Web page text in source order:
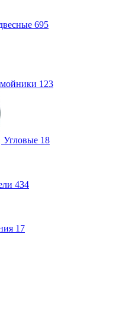
695
123
Угловые 18
434
17